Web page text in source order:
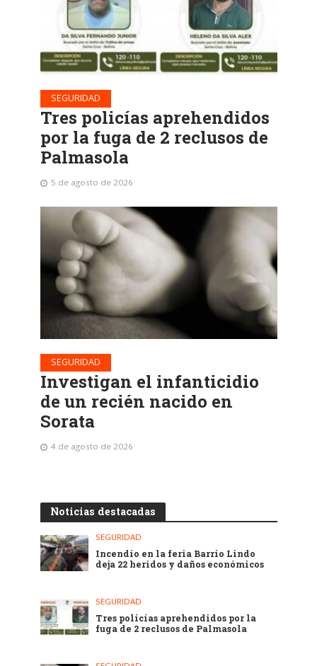
SEGURIDAD
Tres policías aprehendidos
por la fuga de 2 reclusos de
Palmasola
5 de agosto de 2026
SEGURIDAD
Investigan el infanticidio
de un recién nacido en
Sorata
4 de agosto de 2026
Noticias destacadas
SEGURIDAD
Incendio en la feria Barrio Lindo
deja 22 heridos y daños económicos
SEGURIDAD
Tres policías aprehendidos por la
fuga de 2 reclusos de Palmasola